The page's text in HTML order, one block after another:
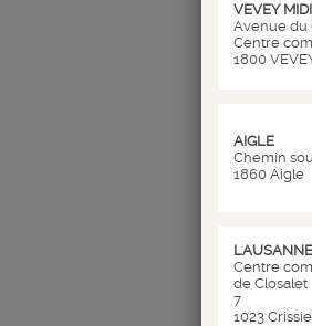
VEVEY
Avenue du
Centre
1800
AIGLE
Chemin
1860 Aigle
LAUSANNE
Centre
de Closalet
7
1023